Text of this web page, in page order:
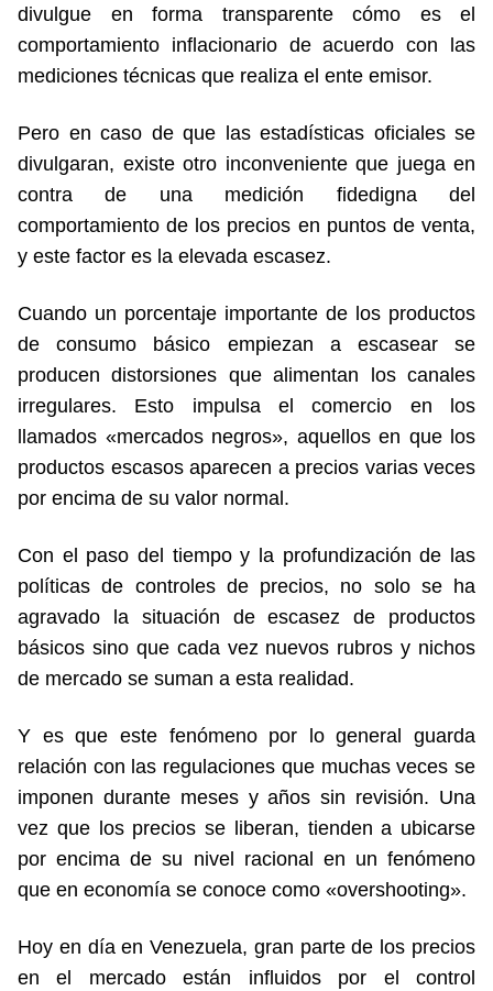
divulgue en forma transparente cómo es el
comportamiento inflacionario de acuerdo con las
mediciones técnicas que realiza el ente emisor.
Pero en caso de que las estadísticas oficiales se
divulgaran, existe otro inconveniente que juega en
contra de una medición fidedigna del
comportamiento de los precios en puntos de venta,
y este factor es la elevada escasez.
Cuando un porcentaje importante de los productos
de consumo básico empiezan a escasear se
producen distorsiones que alimentan los canales
irregulares. Esto impulsa el comercio en los
llamados «mercados negros», aquellos en que los
productos escasos aparecen a precios varias veces
por encima de su valor normal.
Con el paso del tiempo y la profundización de las
políticas de controles de precios, no solo se ha
agravado la situación de escasez de productos
básicos sino que cada vez nuevos rubros y nichos
de mercado se suman a esta realidad.
Y es que este fenómeno por lo general guarda
relación con las regulaciones que muchas veces se
imponen durante meses y años sin revisión. Una
vez que los precios se liberan, tienden a ubicarse
por encima de su nivel racional en un fenómeno
que en economía se conoce como «overshooting».
Hoy en día en Venezuela, gran parte de los precios
en el mercado están influidos por el control